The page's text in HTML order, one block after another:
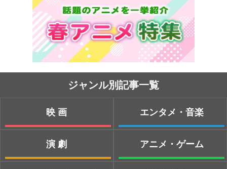
ジャンル別記事一覧
映画
演劇
エンタメ・音楽
アニメ・ゲーム